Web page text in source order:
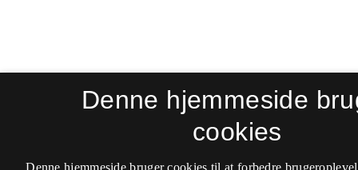
Denne hjemmeside
cookies
Denne hjemmeside bruger cookies til at forbedre